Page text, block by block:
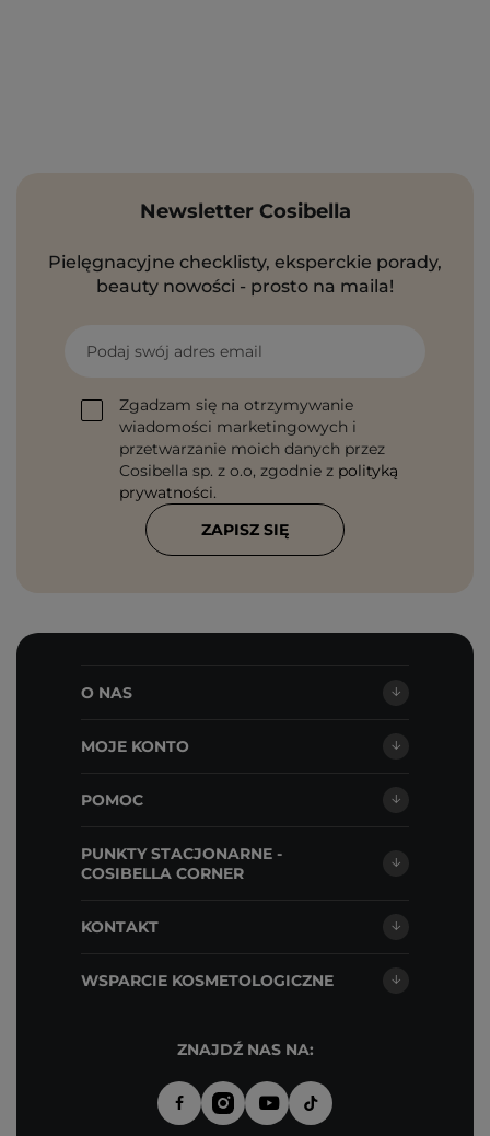
Newsletter Cosibella
Pielęgnacyjne checklisty, eksperckie porady,
beauty nowości - prosto na maila!
Podaj swój adres email
Zgadzam się na otrzymywanie
wiadomości marketingowych i
przetwarzanie moich danych przez
Cosibella sp. z o.o, zgodnie z polityką
prywatności.
ZAPISZ SIĘ
O NAS
MOJE KONTO
POMOC
PUNKTY STACJONARNE -
COSIBELLA CORNER
KONTAKT
WSPARCIE KOSMETOLOGICZNE
ZNAJDŹ NAS NA: